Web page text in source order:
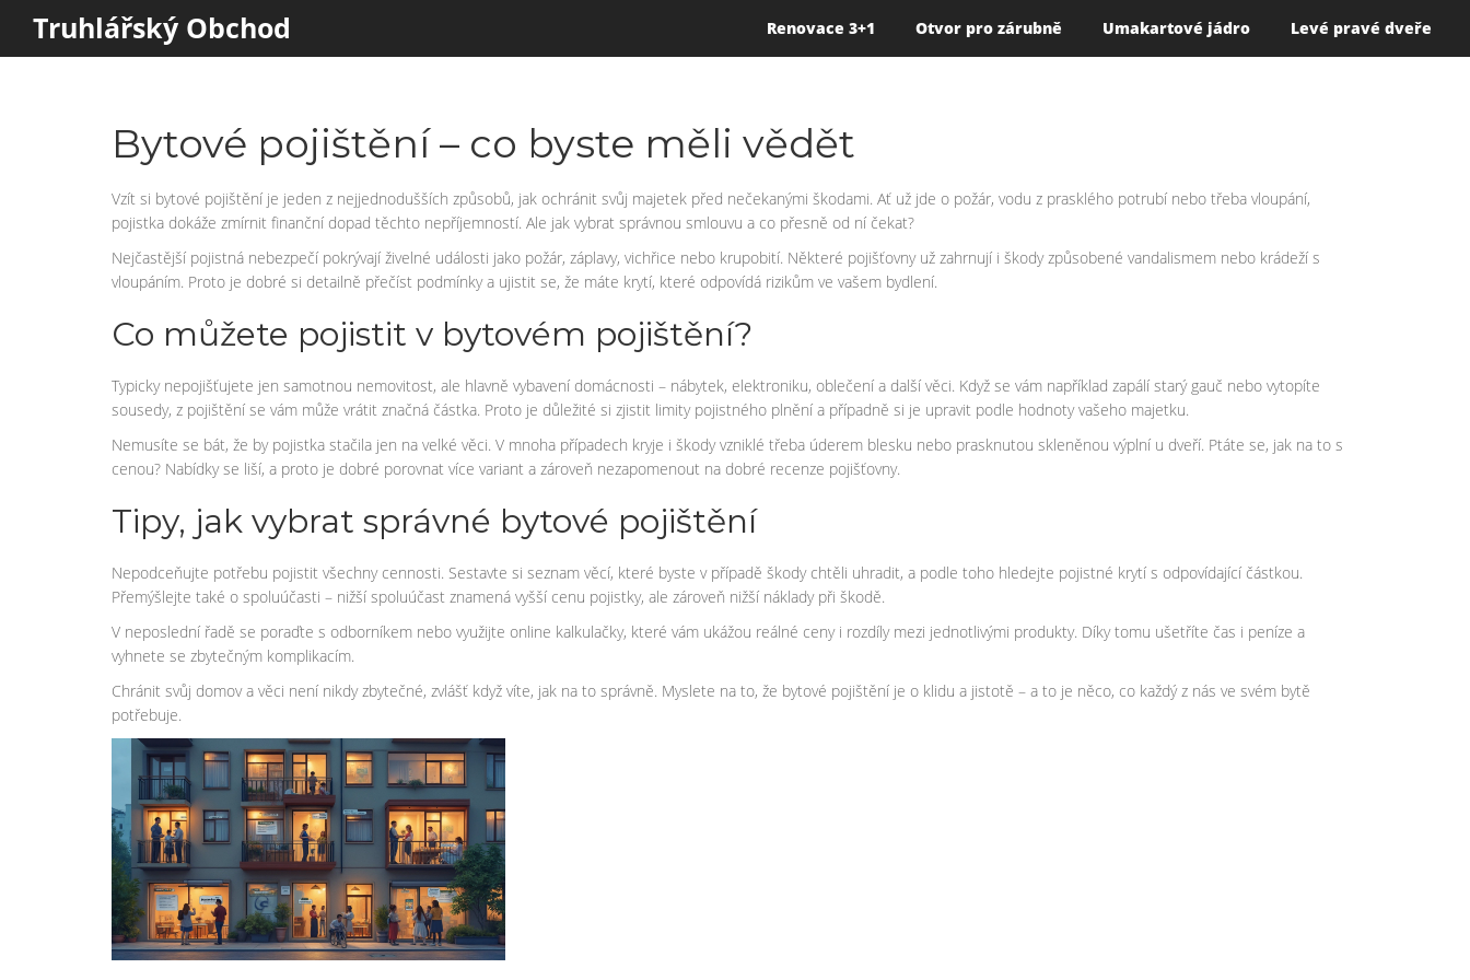
Truhlářský Obchod Renovace 3+1 Otvor pro zárubně Umakartové jádro Levé pravé dveře
Bytové pojištění – co byste měli vědět
Vzít si bytové pojištění je jeden z nejjednodušších způsobů, jak ochránit svůj majetek před nečekanými škodami. Ať už jde o požár, vodu z prasklého potrubí nebo třeba vloupání,
pojistka dokáže zmírnit finanční dopad těchto nepříjemností. Ale jak vybrat správnou smlouvu a co přesně od ní čekat?
Nejčastější pojistná nebezpečí pokrývají živelné události jako požár, záplavy, vichřice nebo krupobití. Některé pojišťovny už zahrnují i škody způsobené vandalismem nebo krádeží s
vloupáním. Proto je dobré si detailně přečíst podmínky a ujistit se, že máte krytí, které odpovídá rizikům ve vašem bydlení.
Co můžete pojistit v bytovém pojištění?
Typicky nepojišťujete jen samotnou nemovitost, ale hlavně vybavení domácnosti – nábytek, elektroniku, oblečení a další věci. Když se vám například zapálí starý gauč nebo vytopíte
sousedy, z pojištění se vám může vrátit značná částka. Proto je důležité si zjistit limity pojistného plnění a případně si je upravit podle hodnoty vašeho majetku.
Nemusíte se bát, že by pojistka stačila jen na velké věci. V mnoha případech kryje i škody vzniklé třeba úderem blesku nebo prasknutou skleněnou výplní u dveří. Ptáte se, jak na to s
cenou? Nabídky se liší, a proto je dobré porovnat více variant a zároveň nezapomenout na dobré recenze pojišťovny.
Tipy, jak vybrat správné bytové pojištění
Nepodceňujte potřebu pojistit všechny cennosti. Sestavte si seznam věcí, které byste v případě škody chtěli uhradit, a podle toho hledejte pojistné krytí s odpovídající částkou.
Přemýšlejte také o spoluúčasti – nižší spoluúčast znamená vyšší cenu pojistky, ale zároveň nižší náklady při škodě.
V neposlední řadě se poraďte s odborníkem nebo využijte online kalkulačky, které vám ukážou reálné ceny i rozdíly mezi jednotlivými produkty. Díky tomu ušetříte čas i peníze a
vyhnete se zbytečným komplikacím.
Chránit svůj domov a věci není nikdy zbytečné, zvlášť když víte, jak na to správně. Myslete na to, že bytové pojištění je o klidu a jistotě – a to je něco, co každý z nás ve svém bytě
potřebuje.